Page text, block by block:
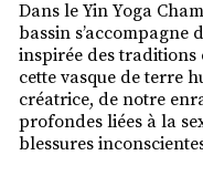
Dans le Yin Yoga
bassin s’accompagne
inspirée des traditions
cette vasque de terre
créatrice, de notre
profondes liées à la
blessures